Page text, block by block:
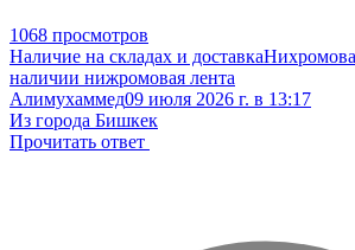
1068 просмотров
Наличие на складах и доставка
наличии нижромовая лента
Алимухаммед09 июля 2026 г. в 13:17
Из города Бишкек
Прочитать ответ